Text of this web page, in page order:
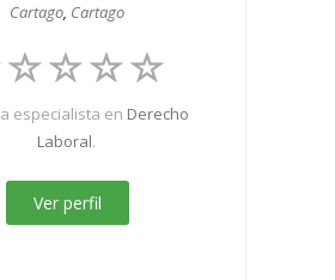
Cartago, Cartago
especialista en Derecho
Laboral.
Ver perfil